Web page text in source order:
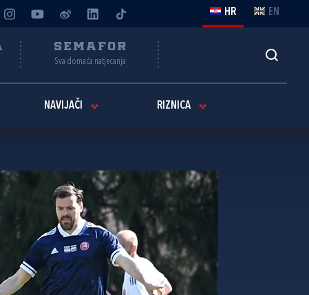
HR EN
SEMAFOR
Sva domaća natjecanja
NAVIJAČI RIZNICA